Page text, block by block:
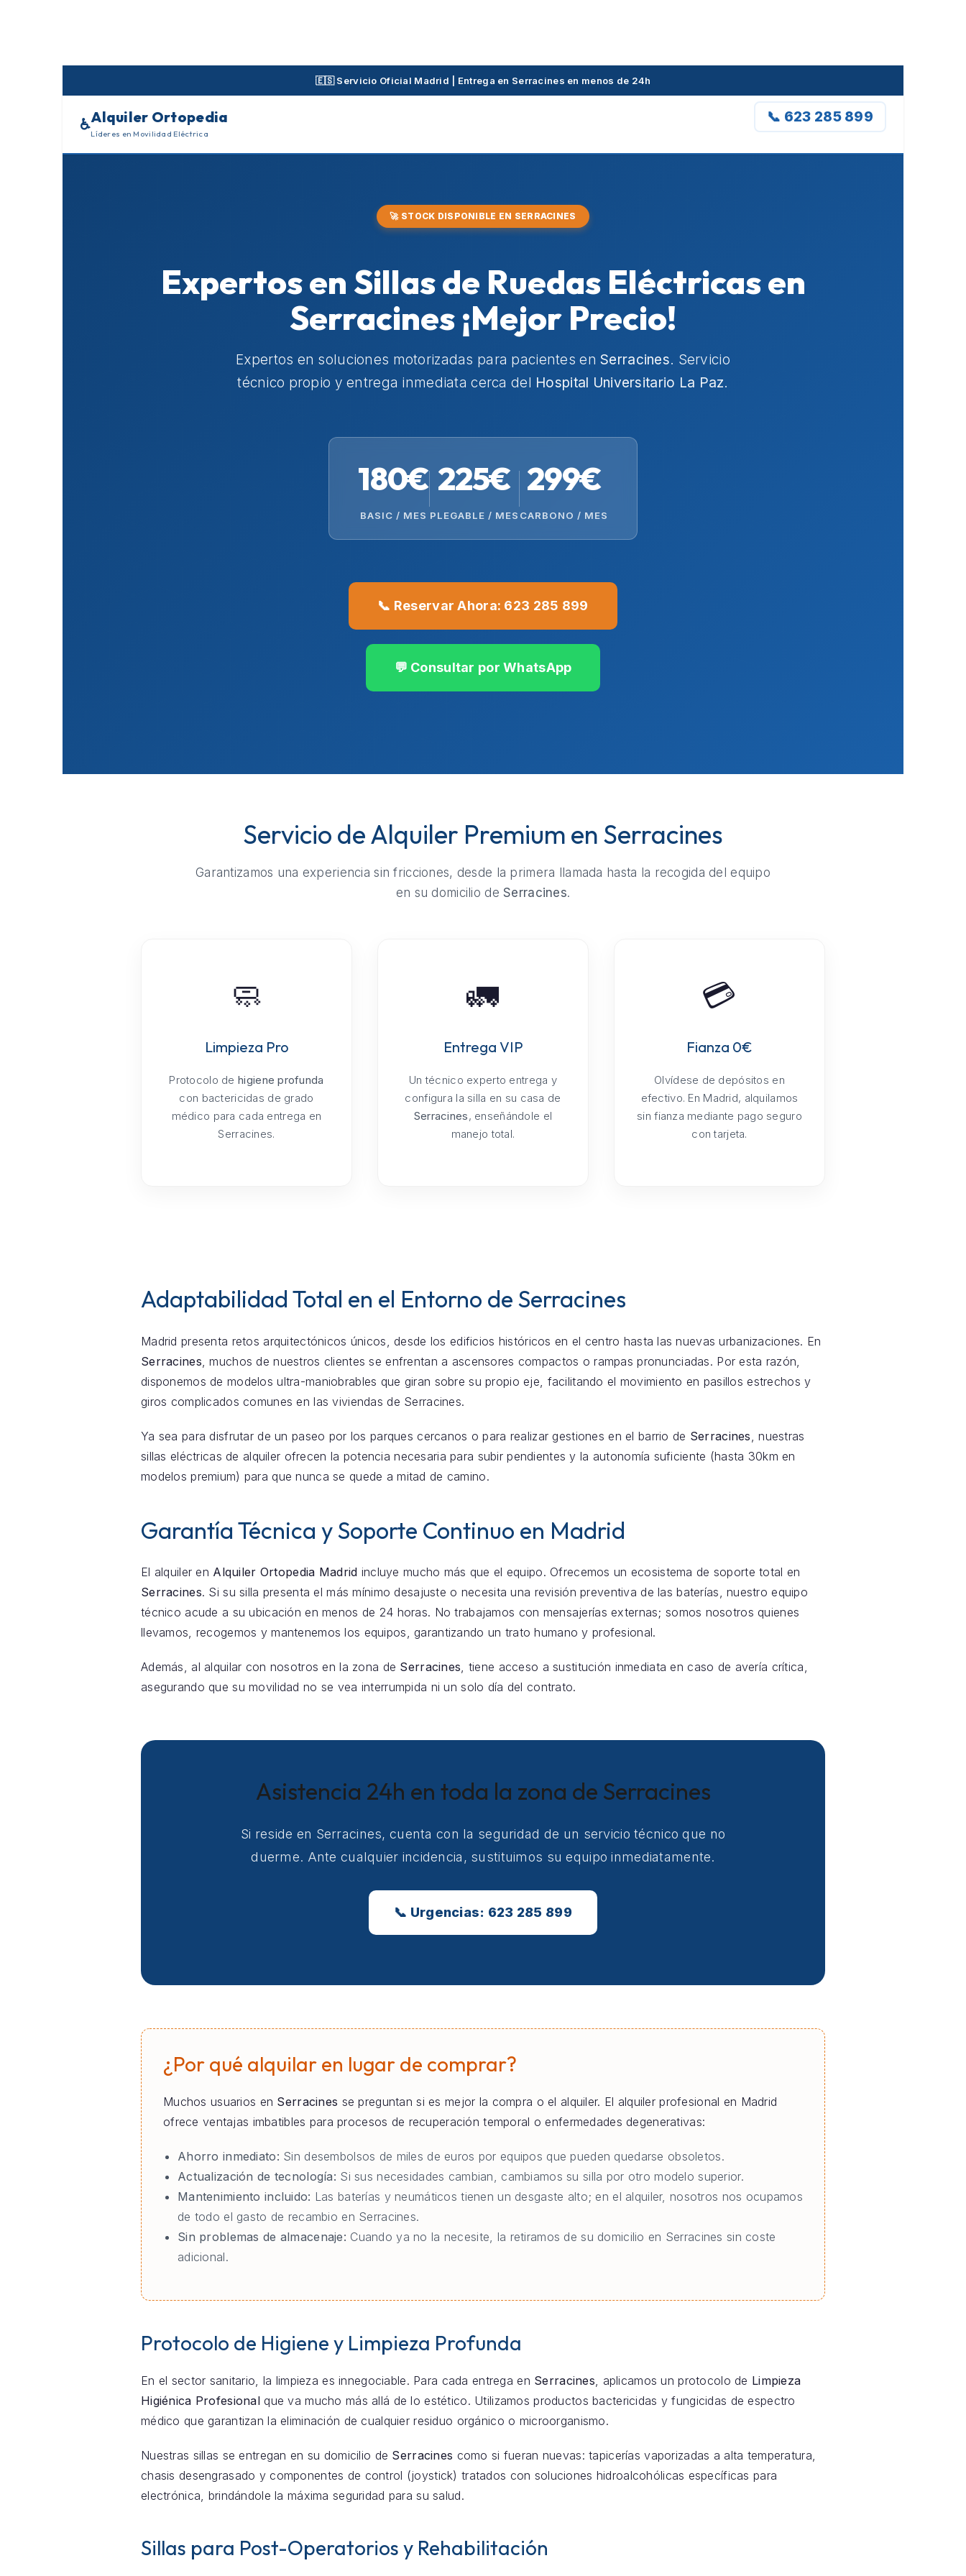
🇪🇸 Servicio Oficial Madrid | Entrega en Serracines en menos de 24h
♿Alquiler Ortopedia
Líderes en Movilidad Eléctrica
📞 623 285 899
🚀 STOCK DISPONIBLE EN SERRACINES
Expertos en Sillas de Ruedas Eléctricas en
Serracines ¡Mejor Precio!
Expertos en soluciones motorizadas para pacientes enSerracines. Servicio
técnico propio y entrega inmediata cerca del Hospital Universitario La Paz.
180€
BASIC / MES
225€
PLEGABLE / MES
299€
CARBONO / MES
📞 Reservar Ahora: 623 285 899
💬 Consultar por WhatsApp
Servicio de Alquiler Premium en Serracines
Garantizamos una experiencia sin fricciones, desde la primera llamada hasta la recogida del equipo
en su domicilio deSerracines.
🧼
Limpieza Pro
Protocolo dehigiene profunda
con bactericidas de grado
médico para cada entrega en
Serracines.
🚛
Entrega VIP
Un técnico experto entrega y
configura la silla en su casa de
Serracines, enseñándole el
manejo total.
💳
Fianza 0€
Olvídese de depósitos en
efectivo. En Madrid, alquilamos
sin fianza mediante pago seguro
con tarjeta.
Adaptabilidad Total en el Entorno de Serracines
Madrid presenta retos arquitectónicos únicos, desde los edificios históricos en el centro hasta las nuevas urbanizaciones. En
Serracines , muchos de nuestros clientes se enfrentan a ascensores compactos o rampas pronunciadas. Por esta razón,
disponemos de modelos ultra-maniobrables que giran sobre su propio eje, facilitando el movimiento en pasillos estrechos y
giros complicados comunes en las viviendas de Serracines.
Ya sea para disfrutar de un paseo por los parques cercanos o para realizar gestiones en el barrio de Serracines , nuestras
sillas eléctricas de alquiler ofrecen la potencia necesaria para subir pendientes y la autonomía suficiente (hasta 30km en
modelos premium) para que nunca se quede a mitad de camino.
Garantía Técnica y Soporte Continuo en Madrid
El alquiler en Alquiler Ortopedia Madrid incluye mucho más que el equipo. Ofrecemos un ecosistema de soporte total en
Serracines. Si su silla presenta el más mínimo desajuste o necesita una revisión preventiva de las baterías, nuestro equipo
técnico acude a su ubicación en menos de 24 horas. No trabajamos con mensajerías externas; somos nosotros quienes
llevamos, recogemos y mantenemos los equipos, garantizando un trato humano y profesional.
Además, al alquilar con nosotros en la zona de Serracines, tiene acceso a sustitución inmediata en caso de avería crítica,
asegurando que su movilidad no se vea interrumpida ni un solo día del contrato.
Asistencia 24h en toda la zona de Serracines
Si reside en Serracines, cuenta con la seguridad de un servicio técnico que no
duerme. Ante cualquier incidencia, sustituimos su equipo inmediatamente.
📞 Urgencias: 623 285 899
¿Por qué alquilar en lugar de comprar?
Muchos usuarios en Serracines se preguntan si es mejor la compra o el alquiler. El alquiler profesional en Madrid
ofrece ventajas imbatibles para procesos de recuperación temporal o enfermedades degenerativas:
Ahorro inmediato: Sin desembolsos de miles de euros por equipos que pueden quedarse obsoletos.
Actualización de tecnología: Si sus necesidades cambian, cambiamos su silla por otro modelo superior.
Mantenimiento incluido: Las baterías y neumáticos tienen un desgaste alto; en el alquiler, nosotros nos ocupamos
de todo el gasto de recambio en Serracines.
Sin problemas de almacenaje: Cuando ya no la necesite, la retiramos de su domicilio en Serracines sin coste
adicional.
Protocolo de Higiene y Limpieza Profunda
En el sector sanitario, la limpieza es innegociable. Para cada entrega en Serracines , aplicamos un protocolo de Limpieza
Higiénica Profesional que va mucho más allá de lo estético. Utilizamos productos bactericidas y fungicidas de espectro
médico que garantizan la eliminación de cualquier residuo orgánico o microorganismo.
Nuestras sillas se entregan en su domicilio de Serracines como si fueran nuevas: tapicerías vaporizadas a alta temperatura,
chasis desengrasado y componentes de control (joystick) tratados con soluciones hidroalcohólicas específicas para
electrónica, brindándole la máxima seguridad para su salud.
Sillas para Post-Operatorios y Rehabilitación